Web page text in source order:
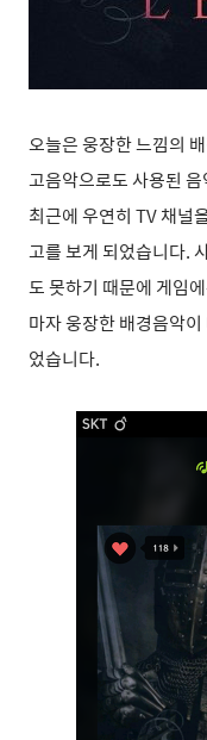
오늘은 웅장한 느낌의
고음악으로도 사용된
최근에 우연히 TV 채널
고를 보게 되었습니다.
도 못하기 때문에 게임
마자 웅장한 배경음악
었습니다.